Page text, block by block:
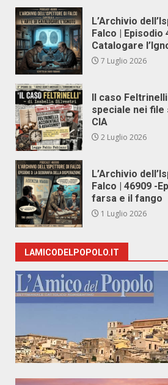
L’Archivio
Falco | Episodio
Catalogare
7 Luglio 2026
Il caso
speciale nei
CIA
2 Luglio 2026
L’Archivio
Falco | 46909 -
farsa e il fango
1 Luglio 2026
LAMICODELPOPOLO.IT